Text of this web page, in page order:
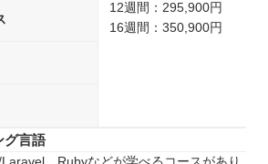
12週間：295,900円
16週間：350,900円
グ言語